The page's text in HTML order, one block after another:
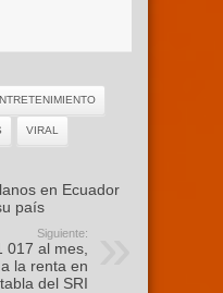
VIRAL
en Ecuador
país
Siguiente:
017 al mes,
la renta en
del SRI